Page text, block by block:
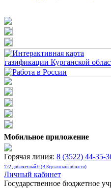
Мобильное приложение
Горячая линия: 8 (3522) 44-35-
122 добавочный 0 (В Курганской области)
Личный кабинет
Государственное бюджетное